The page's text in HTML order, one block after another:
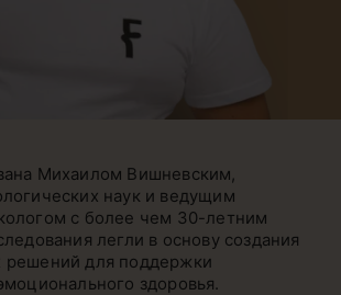
Михаилом Вишневским,
наук и ведущим
с более чем 30-летним
легли в основу создания
решений для поддержки
здоровья.